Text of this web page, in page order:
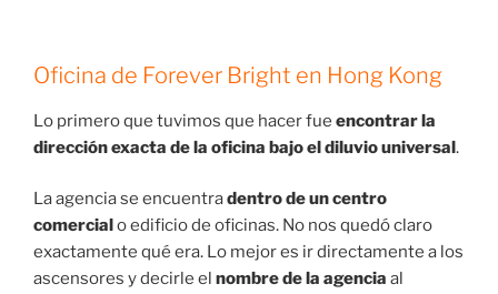
Oficina de Forever Bright en Hong Kong
Lo primero que tuvimos que hacer fue encontrar la
dirección exacta de la oficina bajo el diluvio universal.
La agencia se encuentradentro de un centro
comercialo edificio de oficinas. No nos quedó claro
exactamente qué era. Lo mejor es ir directamente a los
ascensores y decirle el nombre de la agencia al